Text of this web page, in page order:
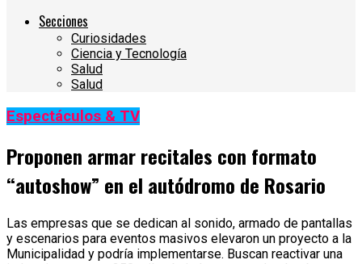
Secciones
Curiosidades
Ciencia y Tecnología
Salud
Salud
Espectáculos & TV
Proponen armar recitales con formato
“autoshow” en el autódromo de Rosario
Las empresas que se dedican al sonido, armado de pantallas
y escenarios para eventos masivos elevaron un proyecto a la
Municipalidad y podría implementarse. Buscan reactivar una